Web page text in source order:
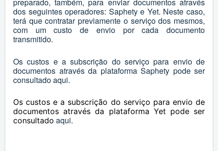
preparado, também, para enviar documentos através
dos seguintes operadores: Saphety e Yet. Neste caso,
terá que contratar previamente o serviço dos mesmos,
com um custo de envio por cada documento
transmitido.
Os custos e a subscrição do serviço para envio de
documentos através da plataforma Saphety pode ser
consultadoaqui.
Os custos e a subscrição do serviço para envio de
documentos através da plataforma Yet pode ser
consultado aqui.